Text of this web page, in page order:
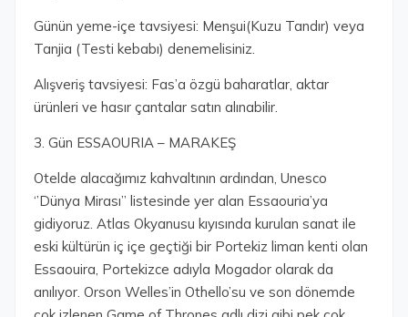
Günün yeme-içe tavsiyesi: Menşui(Kuzu Tandır) veya
Tanjia (Testi kebabı) denemelisiniz.
Alışveriş tavsiyesi: Fas’a özgü baharatlar, aktar
ürünleri ve hasır çantalar satın alınabilir.
3. Gün ESSAOURIA – MARAKEŞ
Otelde alacağımız kahvaltının ardından, Unesco
‘’Dünya Mirası’’ listesinde yer alan Essaouria’ya
gidiyoruz. Atlas Okyanusu kıyısında kurulan sanat ile
eski kültürün iç içe geçtiği bir Portekiz liman kenti olan
Essaouira, Portekizce adıyla Mogador olarak da
anılıyor. Orson Welles’in Othello’su ve son dönemde